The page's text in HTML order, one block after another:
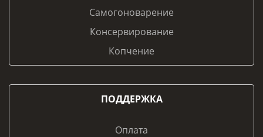
Самогоноварение
Консервирование
Копчение
ПОДДЕРЖКА
Оплата